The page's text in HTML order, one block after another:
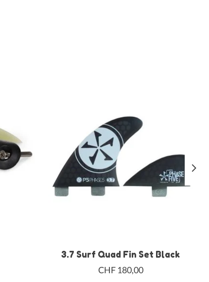
3.7 Surf Quad Fin Set Black
CHF 180,00